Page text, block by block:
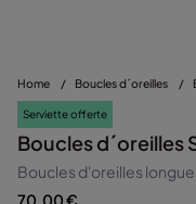
Home / Boucles d´oreilles /
Serviette offerte
Boucles d´oreilles
Boucles d'oreilles
70,00 €